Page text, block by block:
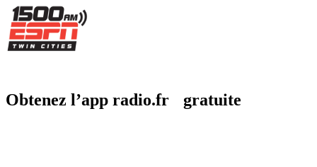
Obtenez l’app radio.fr gratuite